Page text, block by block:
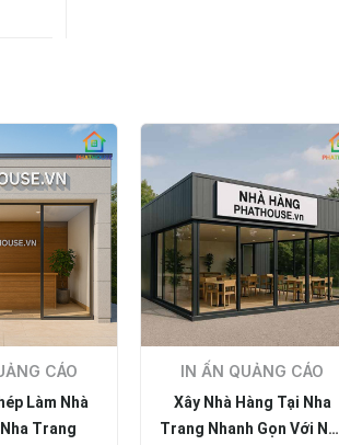
CÁO
Làm Nhà
Trang
IN ẤN QUẢNG CÁO
Xây Nhà Hàng Tại Nha
Trang Nhanh Gọn Với Nhà